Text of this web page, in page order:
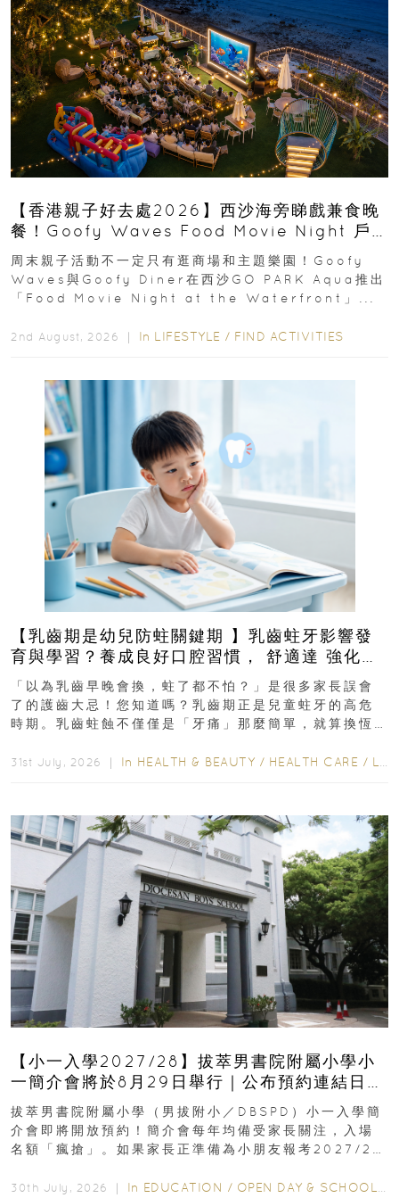
【香港親子好去處2026】西沙海旁睇戲兼食晚
餐！Goofy Waves Food Movie Night 戶
外影院逢週末登場
周末親子活動不一定只有逛商場和主題樂園！Goofy
Waves與Goofy Diner在西沙GO PARK Aqua推出
「Food Movie Night at the Waterfront」...
2nd August, 2026 ｜ In LIFESTYLE / FIND ACTIVITIES
【乳齒期是幼兒防蛀關鍵期 】乳齒蛀牙影響發
育與學習？養成良好口腔習慣， 舒適達 強化琺
瑯質 兒童牙膏防護指南
「以為乳齒早晚會換，蛀了都不怕？」是很多家長誤會
了的護齒大忌！您知道嗎？乳齒期正是兒童蛀牙的高危
時期。乳齒蛀蝕不僅僅是「牙痛」那麼簡單，就算換恆
31st July, 2026 ｜ In HEALTH & BEAUTY / HEALTH CARE / LIFESTYLE
【小一入學2027/28】拔萃男書院附屬小學小
一簡介會將於8月29日舉行｜公布預約連結日期
｜更設有網上重溫
拔萃男書院附屬小學（男拔附小／DBSPD）小一入學簡
介會即將開放預約！簡介會每年均備受家長關注，入場
名額「瘋搶」。如果家長正準備為小朋友報考2027/28
30th July, 2026 ｜ In EDUCATION / OPEN DAY & SCHOOL EVENTS